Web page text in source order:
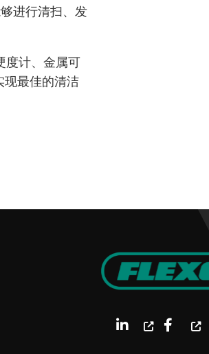
进行清扫、发
度计、金属可
现最佳的清洁